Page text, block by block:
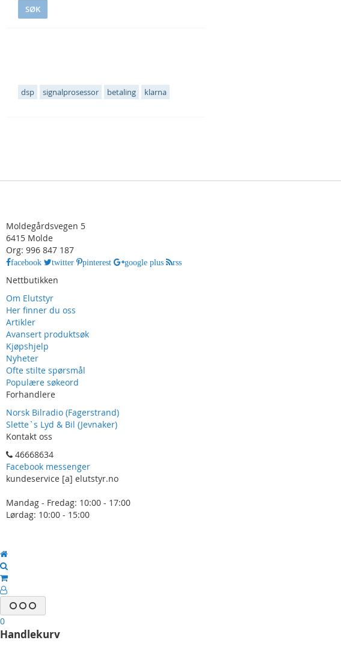
SØK
dsp signalprosessor betaling klarna
Moldegårdsvegen 5
6415 Molde
Org: 996 847 187
facebook twitter pinterest google plus rss
Nettbutikken
Om Elutstyr
Her finner du oss
Artikler
Avansert produktsøk
Kjøpshjelp
Nyheter
Ofte stilte spørsmål
Populære søkeord
Forhandlere
Norsk Bilradio (Fagerstrand)
Slette`s Lyd & Bil (Jevnaker)
Kontakt oss
46668634
Facebook messenger
kundeservice [a] elutstyr.no
Mandag - Fredag: 10:00 - 17:00
Lørdag: 10:00 - 15:00
0
Handlekurv